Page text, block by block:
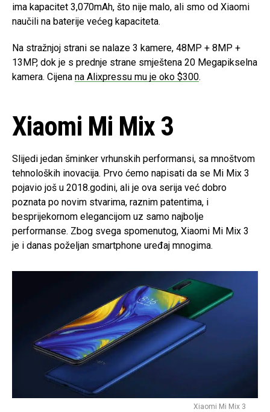
ima kapacitet 3,070mAh, što nije malo, ali smo od Xiaomi
naučili na baterije većeg kapaciteta.
Na stražnjoj strani se nalaze 3 kamere, 48MP + 8MP +
13MP, dok je s prednje strane smještena 20 Megapikselna
kamera. Cijena na Alixpressu mu je oko $300.
Xiaomi Mi Mix 3
Slijedi jedan šminker vrhunskih performansi, sa mnoštvom
tehnoloških inovacija. Prvo ćemo napisati da se Mi Mix 3
pojavio još u 2018.godini, ali je ova serija već dobro
poznata po novim stvarima, raznim patentima, i
besprijekornom elegancijom uz samo najbolje
performanse. Zbog svega spomenutog, Xiaomi Mi Mix 3
je i danas poželjan smartphone uređaj mnogima.
Xiaomi Mi Mix 3